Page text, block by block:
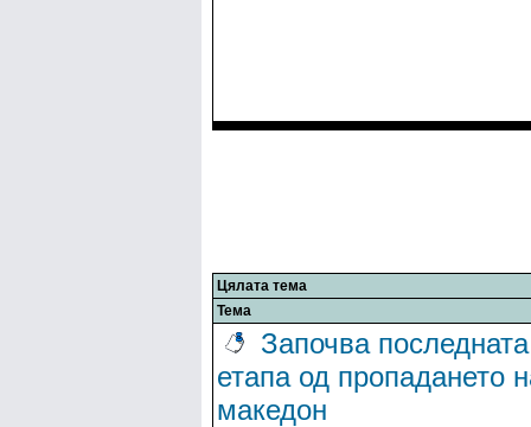
Цялата тема
Тема
Започва последната
етапа од пропадането
македон